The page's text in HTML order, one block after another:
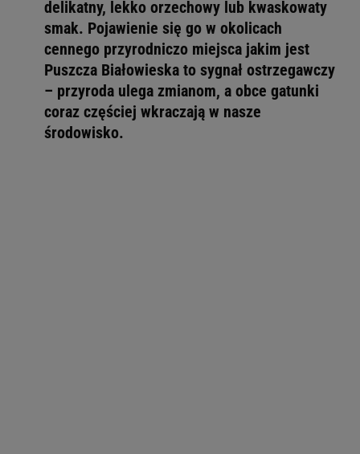
delikatny, lekko orzechowy lub kwaskowaty
smak. Pojawienie się go w okolicach
cennego przyrodniczo miejsca jakim jest
Puszcza Białowieska to sygnał ostrzegawczy
– przyroda ulega zmianom, a obce gatunki
coraz częściej wkraczają w nasze
środowisko.